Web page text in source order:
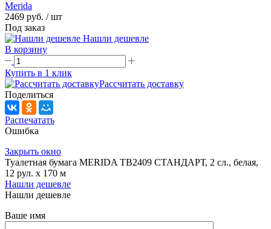
Merida
2469 руб. / шт
Под заказ
Нашли дешевле
В корзину
Купить в 1 клик
Рассчитать доставку
Поделиться
Распечатать
Ошибка
Закрыть окно
Туалетная бумага MERIDA TB2409 СТАНДАРТ, 2 сл., белая,
12 рул. х 170 м
Нашли дешевле
Нашли дешевле
Ваше имя